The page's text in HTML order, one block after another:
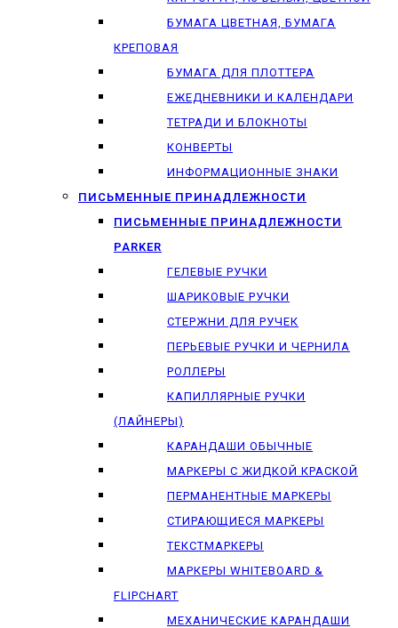
БУМАГА ЦВЕТНАЯ, БУМАГА
КРЕПОВАЯ
БУМАГА ДЛЯ ПЛОТТЕРА
ЕЖЕДНЕВНИКИ И КАЛЕНДАРИ
ТЕТРАДИ И БЛОКНОТЫ
КОНВЕРТЫ
ИНФОРМАЦИОННЫЕ ЗНАКИ
ПИСЬМЕННЫЕ ПРИНАДЛЕЖНОСТИ
ПИСЬМЕННЫЕ ПРИНАДЛЕЖНОСТИ
PARKER
ГЕЛЕВЫЕ РУЧКИ
ШАРИКОВЫЕ РУЧКИ
СТЕРЖНИ ДЛЯ РУЧЕК
ПЕРЬЕВЫЕ РУЧКИ И ЧЕРНИЛА
РОЛЛЕРЫ
КАПИЛЛЯРНЫЕ РУЧКИ
(ЛАЙНЕРЫ)
КАРАНДАШИ ОБЫЧНЫЕ
МАРКЕРЫ C ЖИДКОЙ КРАСКОЙ
ПЕРМАНЕНТНЫЕ МАРКЕРЫ
СТИРАЮЩИЕСЯ МАРКЕРЫ
ТЕКСТМАРКЕРЫ
МАРКЕРЫ WHITEBOARD &
FLIPCHART
МЕХАНИЧЕСКИЕ КАРАНДАШИ